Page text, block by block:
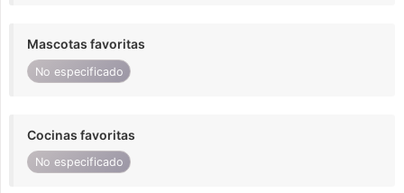
Mascotas favoritas
No especificado
Cocinas favoritas
No especificado